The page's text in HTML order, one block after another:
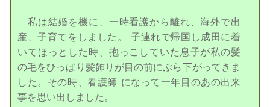
私は結婚を機に、一時看護から離れ、海外で出
産、子育てをしました。 子連れで帰国し成田に着
いてほっとした時、抱っこしていた息子が私の髪
の毛をひっぱり髪飾りが目の前にぶら下がってきま
した。その時、看護師 になって一年目のあの出来
事を思い出しました。